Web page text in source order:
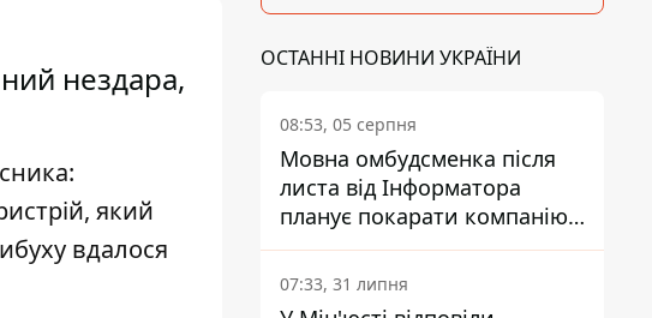
нездара,
який
вдалося
ОСТАННІ НОВИНИ УКРАЇНИ
08:53, 05 серпня
Мовна омбудсменка після
листа від Інформатора
планує покарати компанію-
підрядника ПриватБанку
07:33, 31 липня